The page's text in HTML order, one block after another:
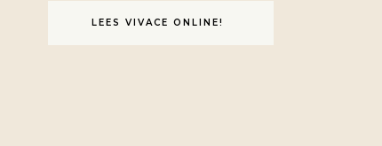
LEES VIVACE ONLINE!